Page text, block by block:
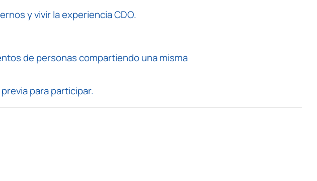
y vivir la experiencia CDO.
de personas compartiendo una misma
para participar.